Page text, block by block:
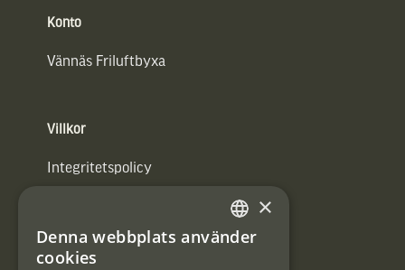
Konto
Vännäs Friluftbyxa
Villkor
Integritetspolicy
#Interjaktfamily SWEDISH
×
Denna webbplats använder
cookies